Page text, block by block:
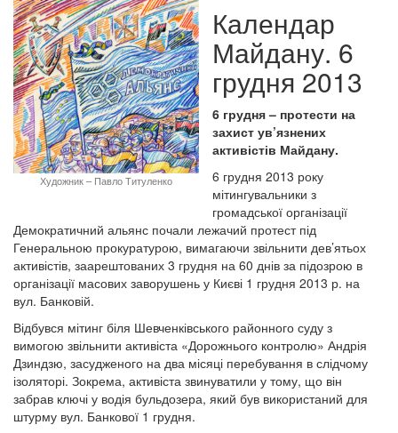
Художник – Павло Титуленко
Календар
Майдану. 6
грудня 2013
6 грудня – протести на
захист ув’язнених
активістів Майдану.
6 грудня 2013 року
мітингувальники з
громадської організації
Демократичний альянс почали лежачий протест під
Генеральною прокуратурою, вимагаючи звільнити дев’ятьох
активістів, заарештованих 3 грудня на 60 днів за підозрою в
організації масових заворушень у Києві 1 грудня 2013 р. на
вул. Банковій.
Відбувся мітинг біля Шевченківського районного суду з
вимогою звільнити активіста «Дорожнього контролю» Андрія
Дзиндзю, засудженого на два місяці перебування в слідчому
ізоляторі. Зокрема, активіста звинуватили у тому, що він
забрав ключі у водія бульдозера, який був використаний для
штурму вул. Банкової 1 грудня.